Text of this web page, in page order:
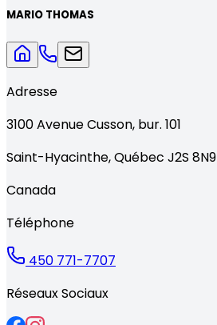
MARIO THOMAS
Adresse
3100Avenue Cusson, bur. 101
Saint-Hyacinthe,Québec J2S 8N9
Canada
Téléphone
450 771-7707
Réseaux Sociaux